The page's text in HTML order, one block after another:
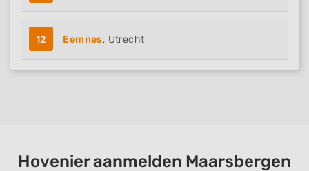
12 Eemnes, Utrecht
Hovenier aanmelden Maarsbergen